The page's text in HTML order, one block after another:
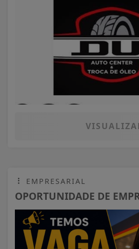
EMPRESARIAL
OPORTUNIDADE DE